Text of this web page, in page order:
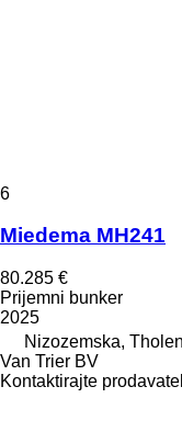
6
Miedema MH241
80.285 €
Prijemni bunker
2025
Nizozemska, Tholen
Van Trier BV
Kontaktirajte